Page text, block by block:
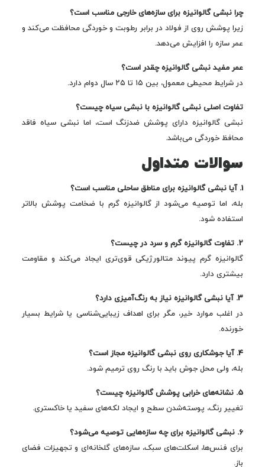
چرا نبشی گالوانیزه برای سازه‌های خارجی مناسب است؟
زیرا پوشش روی از فولاد در برابر رطوبت و خوردگی محافظت می‌کند و
عمر سازه را افزایش می‌دهد.
عمر مفید نبشی گالوانیزه چقدر است؟
در شرایط محیطی معمول، بین ۱۵ تا ۲۵ سال دوام دارد.
تفاوت اصلی نبشی گالوانیزه با نبشی سیاه چیست؟
نبشی گالوانیزه دارای پوشش ضدزنگ است، اما نبشی سیاه فاقد
محافظ خوردگی می‌باشد.
سوالات متداول
1. آیا نبشی گالوانیزه برای مناطق ساحلی مناسب است؟
بله، اما توصیه می‌شود از گالوانیزه گرم با ضخامت پوشش بالاتر
استفاده شود.
2. تفاوت گالوانیزه گرم و سرد در چیست؟
گالوانیزه گرم پیوند متالورژیکی قوی‌تری ایجاد می‌کند و مقاومت
بیشتری دارد.
3. آیا نبشی گالوانیزه نیاز به رنگ‌آمیزی دارد؟
در اغلب موارد خیر، مگر برای اهداف زیبایی‌شناسی یا شرایط بسیار
خورنده.
4. آیا جوشکاری روی نبشی گالوانیزه مجاز است؟
بله، ولی محل جوش باید با رنگ روی ترمیم شود.
5. نشانه‌های خرابی پوشش گالوانیزه چیست؟
تغییر رنگ، پوسته‌شدن سطح و ایجاد لکه‌های سفید یا خاکستری.
6. نبشی گالوانیزه برای چه سازه‌هایی توصیه می‌شود؟
برای فنس‌ها، اسکلت‌های سبک، سازه‌های گلخانه‌ای و تجهیزات فضای
باز.